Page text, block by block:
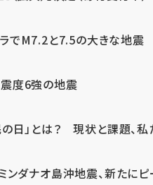
でM7.2と7.5の大きな地震
震度6強の地震
の日」とは？ 現状と課題、
ミンダナオ島沖地震、新たに